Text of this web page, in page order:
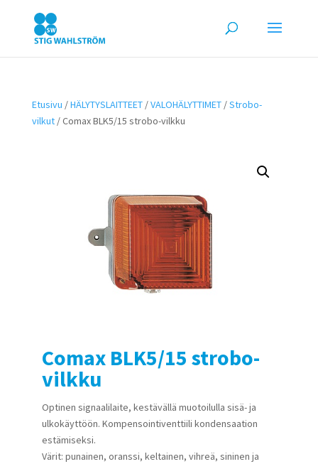
Etusivu /HÄLYTYSLAITTEET/VALOHÄLYTTIMET/Strobo-
vilkut/ Comax BLK5/15 strobo-vilkku
Comax BLK5/15 strobo-
vilkku
Optinen signaalilaite, kestävällä muotoilulla sisä- ja
ulkokäyttöön. Kompensointiventtiili kondensaation
estämiseksi.
Värit: punainen, oranssi, keltainen, vihreä, sininen ja